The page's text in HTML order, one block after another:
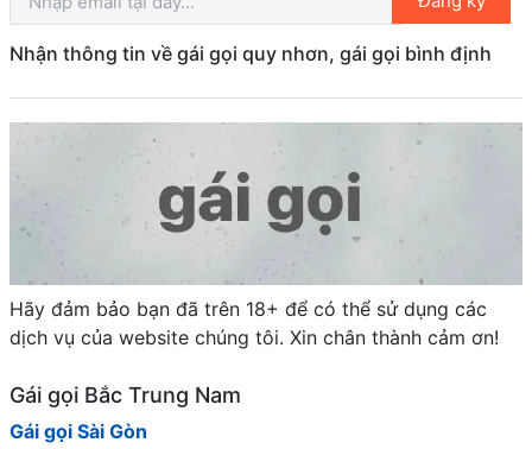
Nhận thông tin về gái gọi quy nhơn, gái gọi bình định
Hãy đảm bảo bạn đã trên 18+ để có thể sử dụng các
dịch vụ của website chúng tôi. Xin chân thành cảm ơn!
Gái gọi Bắc Trung Nam
Gái gọi Sài Gòn